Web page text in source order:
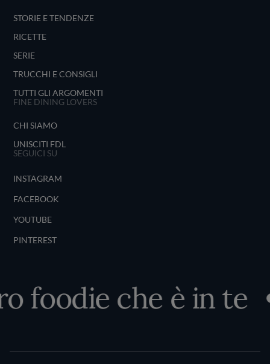
STORIE E TENDENZE
RICETTE
SERIE
TRUCCHI E CONSIGLI
TUTTI GLI ARGOMENTI
FINE DINING LOVERS
CHI SIAMO
UNISCITI FDL
SEGUICI SU
INSTAGRAM
FACEBOOK
YOUTUBE
PINTEREST
foodie che è in te